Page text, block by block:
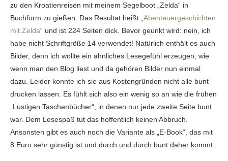
zu den Kroatienreisen mit meinem Segelboot „Zelda“ in
Buchform zu gießen. Das Resultat heißt „ Abenteuergeschichten
mit Zelda“ und ist 224 Seiten dick. Bevor geunkt wird: nein, ich
habe nicht Schriftgröße 14 verwendet! Natürlich enthält es auch
Bilder, denn ich wollte ein ähnliches Lesegefühl erzeugen, wie
wenn man den Blog liest und da gehören Bilder nun einmal
dazu. Leider konnte ich sie aus Kostengründen nicht alle bunt
drucken lassen. Es fühlt sich also ein wenig so an wie die frühen
„Lustigen Taschenbücher“, in denen nur jede zweite Seite bunt
war. Dem Lesespaß tut das hoffentlich keinen Abbruch.
Ansonsten gibt es auch noch die Variante als „E-Book“, das mit
8 Euro sehr günstig ist und durch und durch bunt daher kommt.